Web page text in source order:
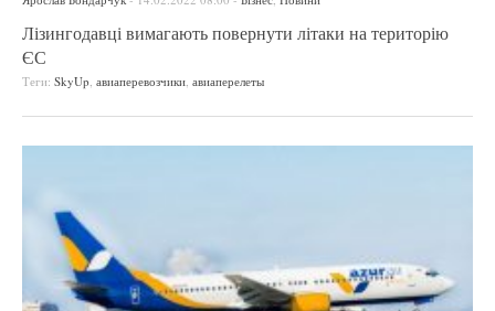
Лізингодавці вимагають повернути літаки на територію
ЄС
Теги: SkyUp, авиаперевозчики, авиаперелеты